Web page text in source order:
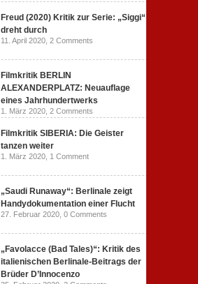
Freud (2020) Kritik zur Serie: „Siggi“
dreht durch
11. April 2020, 2 Comments
Filmkritik BERLIN
ALEXANDERPLATZ: Neuauflage
eines Jahrhundertwerks
1. März 2020, 2 Comments
Filmkritik SIBERIA: Die Geister
tanzen weiter
1. März 2020, 1 Comment
„Saudi Runaway“: Berlinale zeigt
Handydokumentation einer Flucht
27. Februar 2020, 0 Comments
„Favolacce (Bad Tales)“: Kritik des
italienischen Berlinale-Beitrags der
Brüder D’Innocenzo